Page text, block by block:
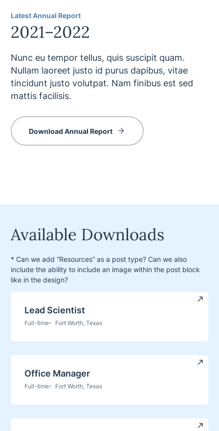
Latest Annual Report
2021–2022
Nunc eu tempor tellus, quis suscipit quam.
Nullam laoreet justo id purus dapibus, vitae
tincidunt justo volutpat. Nam finibus est sed
mattis facilisis.
Download Annual Report
Available Downloads
* Can we add “Resources” as a post type? Can we also
include the ability to include an image within the post block
like in the design?
Lead Scientist
Full-time Fort Worth, Texas
Office Manager
Full-time Fort Worth, Texas